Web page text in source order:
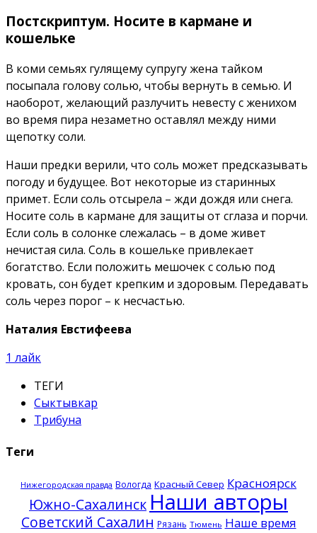
Постскриптум. Носите в кармане и
кошельке
В коми семьях гулящему супругу жена тайком
посыпала голову солью, чтобы вернуть в семью. И
наоборот, желающий разлучить невесту с женихом
во время пира незаметно оставлял между ними
щепотку соли.
Наши предки верили, что соль может предсказывать
погоду и будущее. Вот некоторые из старинных
примет. Если соль отсырела – жди дождя или снега.
Носите соль в кармане для защиты от сглаза и порчи.
Если соль в солонке слежалась – в доме живет
нечистая сила. Соль в кошельке привлекает
богатство. Если положить мешочек с солью под
кровать, сон будет крепким и здоровым. Передавать
соль через порог – к несчастью.
Наталия Евстифеева
1 лайк
ТЕГИ
Сыктывкар
Трибуна
Теги
Нижегородская правда Вологда Красный Север Красноярск
Южно-Сахалинск Наши авторы
Советский Сахалин Рязань Тюмень Наше время